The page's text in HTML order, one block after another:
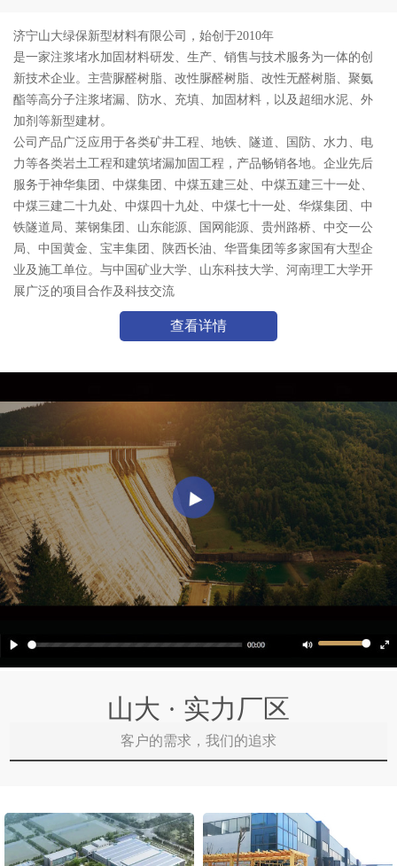
济宁山大绿保新型材料有限公司，始创于2010年
是一家注浆堵水加固材料研发、生产、销售与技术服务为一体的创
新技术企业。主营脲醛树脂、改性脲醛树脂、改性无醛树脂、聚氨
酯等高分子注浆堵漏、防水、充填、加固材料，以及超细水泥、外
加剂等新型建材。
公司产品广泛应用于各类矿井工程、地铁、隧道、国防、水力、电
力等各类岩土工程和建筑堵漏加固工程，产品畅销各地。企业先后
服务于神华集团、中煤集团、中煤五建三处、中煤五建三十一处、
中煤三建二十九处、中煤四十九处、中煤七十一处、华煤集团、中
铁隧道局、莱钢集团、山东能源、国网能源、贵州路桥、中交一公
局、中国黄金、宝丰集团、陕西长油、华晋集团等多家国有大型企
业及施工单位。与中国矿业大学、山东科技大学、河南理工大学开
展广泛的项目合作及科技交流
查看详情
山大 · 实力厂区
客户的需求，我们的追求